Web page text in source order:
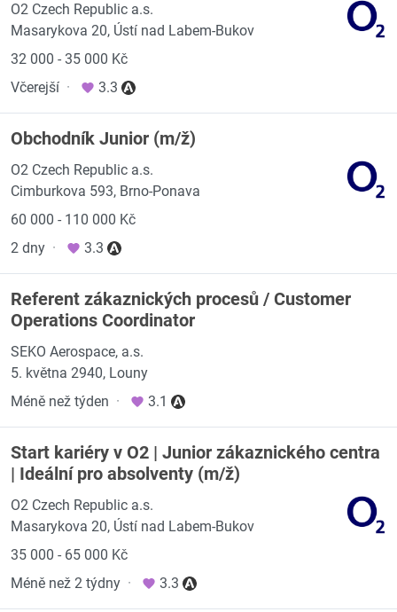
O2 Czech Republic a.s.
Masarykova 20, Ústí nad Labem-Bukov
32 000 - 35 000 Kč
Včerejší · 3.3
Obchodník Junior (m/ž)
O2 Czech Republic a.s.
Cimburkova 593, Brno-Ponava
60 000 - 110 000 Kč
2 dny · 3.3
Referent zákaznických procesů / Customer
Operations Coordinator
SEKO Aerospace, a.s.
5. května 2940, Louny
Méně než týden · 3.1
Start kariéry v O2 | Junior zákaznického centra
| Ideální pro absolventy (m/ž)
O2 Czech Republic a.s.
Masarykova 20, Ústí nad Labem-Bukov
35 000 - 65 000 Kč
Méně než 2 týdny · 3.3